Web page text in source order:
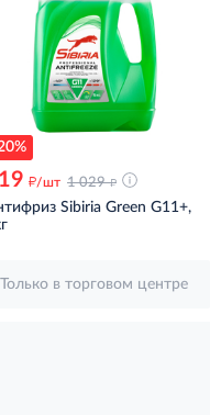
д/шт 1 029 д
Sibiria Green G11+,
Только в торговом центре